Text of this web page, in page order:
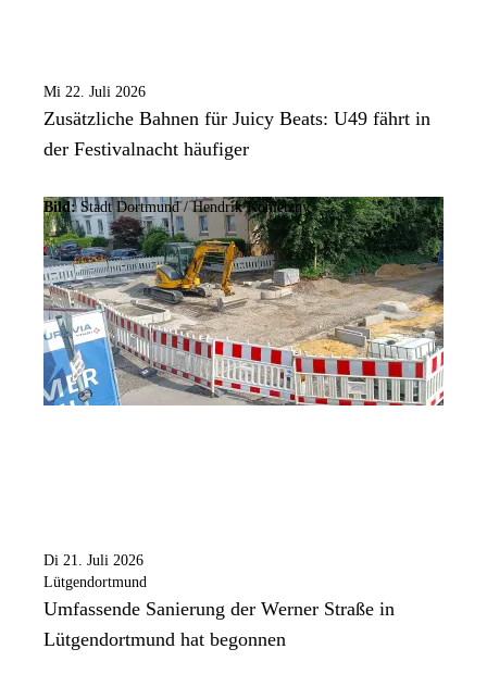
Mi 22. Juli 2026
Zusätzliche Bahnen für Juicy Beats: U49 fährt in
der Festivalnacht häufiger
Bild:Stadt Dortmund /Hendrik Konietzny
Di 21. Juli 2026
Lütgendortmund
Umfassende Sanierung der Werner Straße in
Lütgendortmund hat begonnen